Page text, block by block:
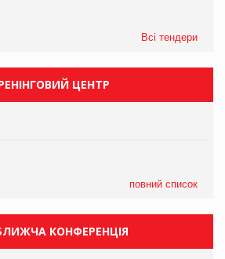
Всі тендери
ЦЕНТР
повний список
КОНФЕРЕНЦІЯ